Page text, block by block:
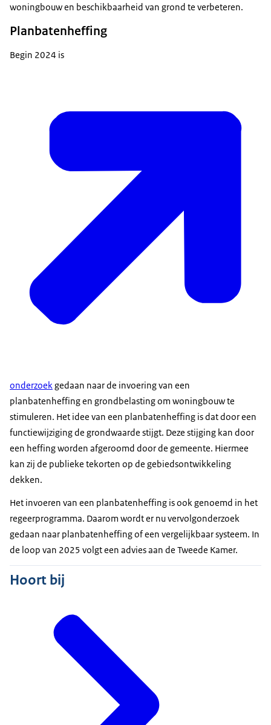
woningbouw en beschikbaarheid van grond te verbeteren.
Planbatenheffing
Begin 2024 is
onderzoek gedaan naar de invoering van een
planbatenheffing en grondbelasting om woningbouw te
stimuleren. Het idee van een planbatenheffing is dat door een
functiewijziging de grondwaarde stijgt. Deze stijging kan door
een heffing worden afgeroomd door de gemeente. Hiermee
kan zij de publieke tekorten op de gebiedsontwikkeling
dekken.
Het invoeren van een planbatenheffing is ook genoemd in het
regeerprogramma. Daarom wordt er nu vervolgonderzoek
gedaan naar planbatenheffing of een vergelijkbaar systeem. In
de loop van 2025 volgt een advies aan de Tweede Kamer.
Hoort bij